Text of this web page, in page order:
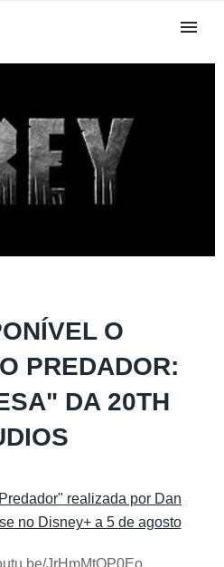
O
PREDADOR:
DA 20TH
realizada por Dan
no Disney+ a 5 de agosto